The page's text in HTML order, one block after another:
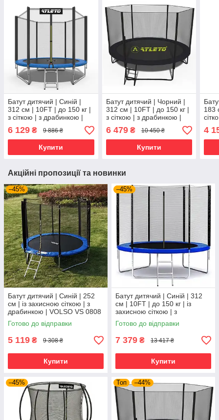
Батут дитячий | Синій |
312 см | 10FT | до 150 кг |
з сіткою | з драбинкою |
Atleto
6 129 ₴ 9 886 ₴
Купити
Батут дитячий | Чорний |
312 см | 10FT | до 150 кг |
з сіткою | з драбинкою |
Atleto
6 479₴ 10 450 ₴
Купити
183
4
Акційні пропозиції та новинки
–45%
Батут дитячий | Синій | 252
см | із захисною сіткою | з
драбинкою | VOLSO VS 0808
| для дому, дачі та активного
відпочинку
Готово до відправки
5 119 ₴ 9 308 ₴
Купити
–45%
Батут дитячий | Синій | 312
см | 10FT | до 150 кг | із
захисною сіткою | з
драбинкою | SKYJUMP | для
дому, дачі та активного
Готово до відправки
7 379 ₴ 13 417 ₴
Купити
–45% Топ –44%